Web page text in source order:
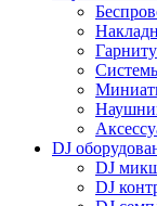
DJ
DJ
DJ